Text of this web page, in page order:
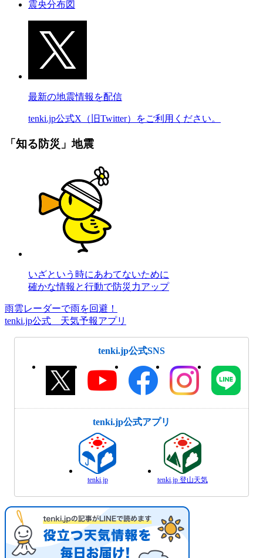
震央分布図
最新の地震情報を配信
tenki.jp公式X（旧Twitter）をご利用ください。
「知る防災」地震
いざという時にあわてないために
確かな情報と行動で防災力アップ
雨雲レーダーで雨を回避！
tenki.jp公式 天気予報アプリ
tenki.jp公式SNS
tenki.jp公式アプリ
tenki.jp tenki.jp 登山天気